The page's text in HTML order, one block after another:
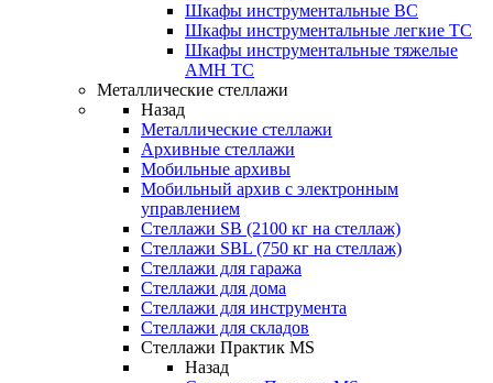
Шкафы инструментальные ВС
Шкафы инструментальные легкие ТС
Шкафы инструментальные тяжелые
AMH TC
Металлические стеллажи
Назад
Металлические стеллажи
Архивные стеллажи
Мобильные архивы
Мобильный архив с электронным
управлением
Стеллажи SB (2100 кг на стеллаж)
Стеллажи SBL (750 кг на стеллаж)
Стеллажи для гаража
Стеллажи для дома
Стеллажи для инструмента
Стеллажи для складов
Стеллажи Практик MS
Назад